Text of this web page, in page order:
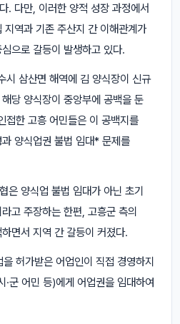
. 다만, 이러한 양적 성장 과정에서
역과 기존 주산지 간 이해관계가
으로 갈등이 발생하고 있다.
삼산면 해역에 김 양식장이 신규
당 양식장이 중앙부에 공백을 둔
접한 고흥 어민들은 이 공백지를
양식업권 불법 임대* 문제를
은 양식업 불법 임대가 아닌 초기
고 주장하는 한편, 고흥군 측의
면서 지역 간 갈등이 커졌다.
허가받은 어업인이 직접 경영하지
군 어민 등)에게 어업권을 임대하여